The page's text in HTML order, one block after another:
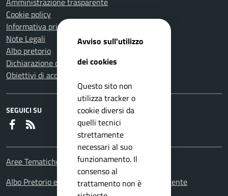
Cookie policy
Informativa privacy
Note Legali
Albo pretorio
Dichiarazione di accessibilità
Obiettivi di accessibilità
SEGUICI SU
Faceboook
Aree Tematiche
Albo Pretorio e Portale amministrazione trasparente
Avviso sull'utilizzo
dei cookies
Questo sito non
utilizza tracker o
cookie diversi da
quelli tecnici
strettamente
necessari al suo
funzionamento. Il
consenso al
trattamento non è